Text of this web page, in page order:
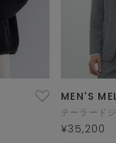
MEN'S
テーラード
¥35,200